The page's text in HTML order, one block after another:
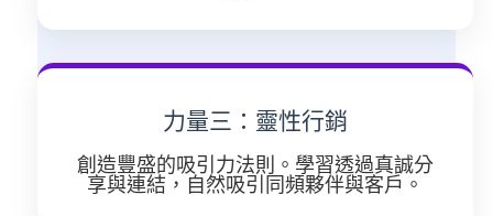
力量三：靈性行銷
創造豐盛的吸引力法則。學習透過真誠分
享與連結，自然吸引同頻夥伴與客戶。